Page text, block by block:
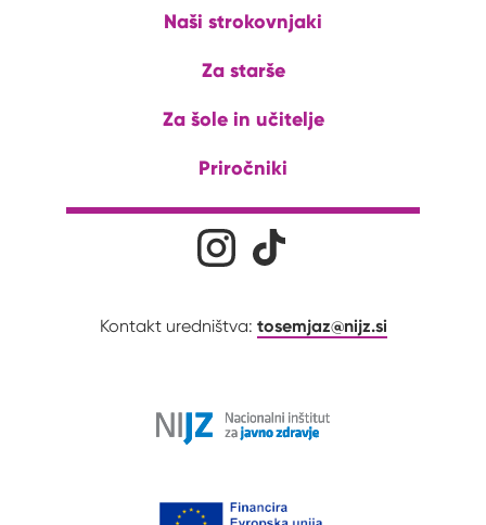
Naši strokovnjaki
Za starše
Za šole in učitelje
Priročniki
Družabna omrežjaNa naš Instagram profil
Kontakt uredništva: tosemjaz@nijz.si